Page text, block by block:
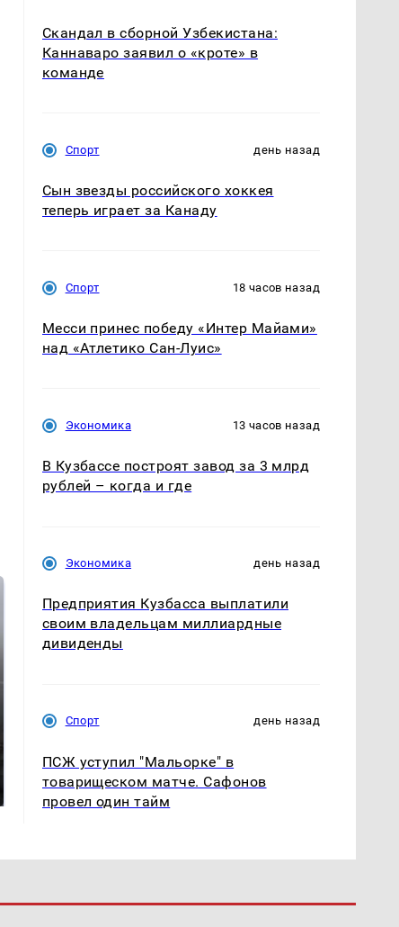
Таких событий не
было с 1945: чего
ждать всем нам?
На Урале из казны
были украдены 18
миллионов рублей
Скандал в сборной Узбекистана:
Каннаваро заявил о «кроте» в
команде
Спорт день назад
Сын звезды российского хоккея
теперь играет за Канаду
Спорт 18 часов назад
Месси принес победу «Интер Майами»
над «Атлетико Сан-Луис»
Экономика 13 часов назад
В Кузбассе построят завод за 3 млрд
рублей – когда и где
Экономика день назад
Предприятия Кузбасса выплатили
своим владельцам миллиардные
дивиденды
Спорт день назад
ПСЖ уступил "Мальорке" в
товарищеском матче. Сафонов
провел один тайм